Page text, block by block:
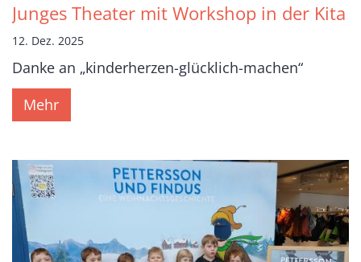
Junges Theater mit Workshop in der Kita
12. Dez. 2025
Danke an „kinderherzen-glücklich-machen“
Mehr